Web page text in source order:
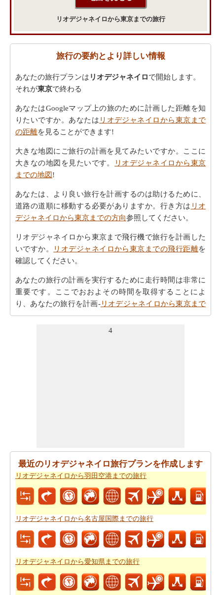
リオデジャネイロから東京までの旅行
旅行の要約とより詳しい情報
あなたの旅行プランは リオデジャネイロで開始します。
それが東京で終わる
あなたはGoogleマップ上の旅のために計画した距離を知
りたいですか。あなたは リオデジャネイロから東京まで
の距離を見ることができます!
大きな地図にご旅行の計画を見てみたいですか。ここに
大きなの地図を見たいです。
リオデジャネイロから東京
までの地図!
あなたは、より良い旅行を計画するのは助けるために、
道路の道順に移動する必要がありますか。行き方は リオ
デジャネイロから東京までの方向参照してください。
リオデジャネイロから東京まで飛行機で旅行を計画した
いですか。
リオデジャネイロから東京までの飛行距離を
確認してください。
あなたの旅行の計画を実行するために走行時間は非常に
重要です。ここでおおよその時間を取得することによ
り、あなたの旅行を計画-リオデジャネイロから東京まで
の移動時間。
リオデジャネイロが東京からの飛ぶことを計画します。
できます。
4
最近のリオデジャネイロ旅行プランを作成します
リオデジャネイロから羽田空港までの旅行
リオデジャネイロから名古屋国際までの旅行
リオデジャネイロから愛知県までの旅行